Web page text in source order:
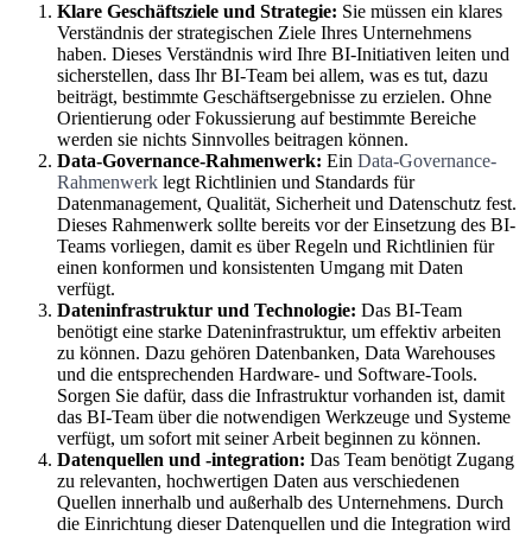
Klare Geschäftsziele und Strategie: Sie müssen ein klares
Verständnis der strategischen Ziele Ihres Unternehmens
haben. Dieses Verständnis wird Ihre BI-Initiativen leiten und
sicherstellen, dass Ihr BI-Team bei allem, was es tut, dazu
beiträgt, bestimmte Geschäftsergebnisse zu erzielen. Ohne
Orientierung oder Fokussierung auf bestimmte Bereiche
werden sie nichts Sinnvolles beitragen können.
Data-Governance-Rahmenwerk: Ein Data-Governance-
Rahmenwerk legt Richtlinien und Standards für
Datenmanagement, Qualität, Sicherheit und Datenschutz fest.
Dieses Rahmenwerk sollte bereits vor der Einsetzung des BI-
Teams vorliegen, damit es über Regeln und Richtlinien für
einen konformen und konsistenten Umgang mit Daten
verfügt.
Dateninfrastruktur und Technologie: Das BI-Team
benötigt eine starke Dateninfrastruktur, um effektiv arbeiten
zu können. Dazu gehören Datenbanken, Data Warehouses
und die entsprechenden Hardware- und Software-Tools.
Sorgen Sie dafür, dass die Infrastruktur vorhanden ist, damit
das BI-Team über die notwendigen Werkzeuge und Systeme
verfügt, um sofort mit seiner Arbeit beginnen zu können.
Datenquellen und -integration: Das Team benötigt Zugang
zu relevanten, hochwertigen Daten aus verschiedenen
Quellen innerhalb und außerhalb des Unternehmens. Durch
die Einrichtung dieser Datenquellen und die Integration wird